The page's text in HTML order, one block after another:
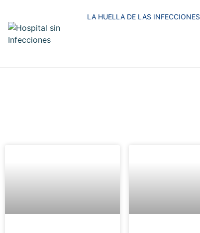
LA HUELLA DE LAS INFECCIONES